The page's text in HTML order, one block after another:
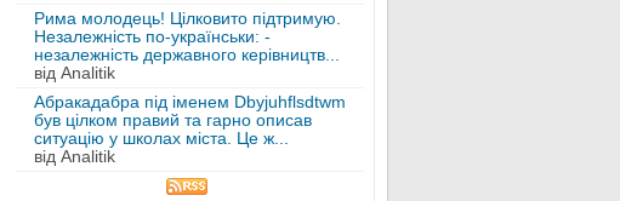
Рима молодець! Цілковито підтримую.
Незалежність по-українськи: -
незалежність державного керівництв...
від Analitik
Абракадабра під іменем Dbyjuhflsdtwm
був цілком правий та гарно описав
ситуацію у школах міста. Це ж...
від Analitik